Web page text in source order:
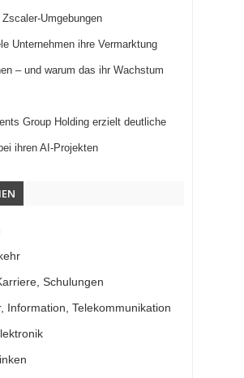
Umgebungen
Unternehmen ihre Vermarktung
– und warum das ihr Wachstum
Group Holding erzielt deutliche
ihren AI-Projekten
Schulungen
Information, Telekommunikation